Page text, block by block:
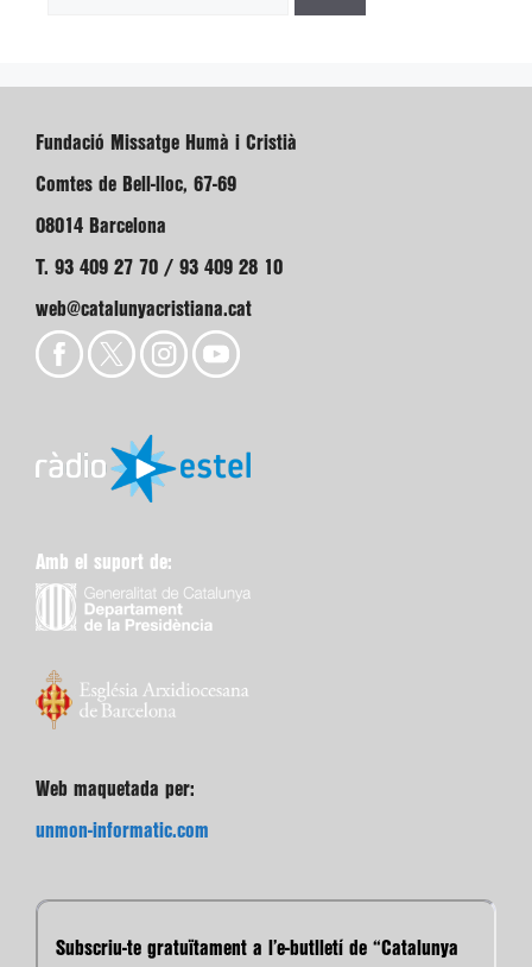
Fundació Missatge Humà i Cristià
Comtes de Bell-lloc, 67-69
08014 Barcelona
T. 93 409 27 70 / 93 409 28 10
web@catalunyacristiana.cat
Amb el suport de:
Web maquetada per:
unmon-informatic.com
Subscriu-te gratuïtament a l’e-butlletí de “Catalunya